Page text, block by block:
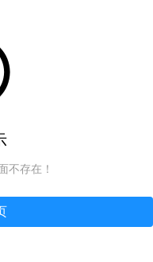
不存在！